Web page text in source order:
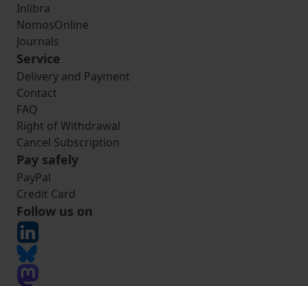
Inlibra
NomosOnline
Journals
Service
Delivery and Payment
Contact
FAQ
Right of Withdrawal
Cancel Subscription
Pay safely
PayPal
Credit Card
Follow us on